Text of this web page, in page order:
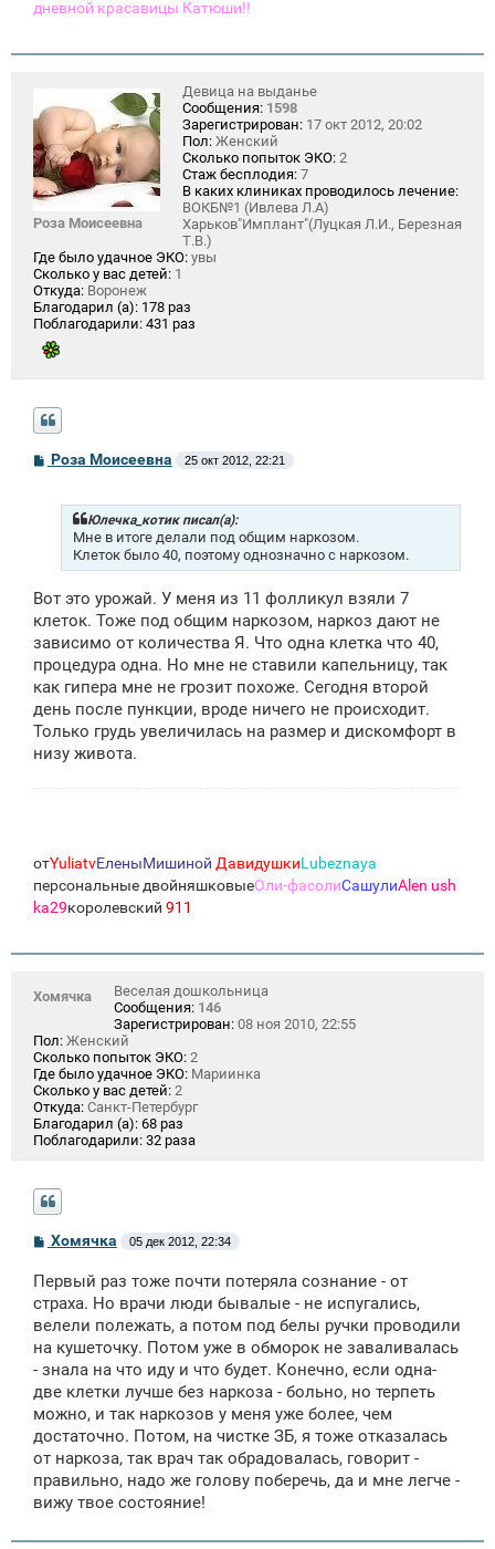
дневной красавицы Катюши!!
Роза Моисеевна
Девица на выданье
Сообщения: 1598
Зарегистрирован: 17 окт 2012, 20:02
Пол: Женский
Сколько попыток ЭКО: 2
Стаж бесплодия: 7
В каких клиниках проводилось лечение:
ВОКБ№1 (Ивлева Л.А)
Харьков"Имплант"(Луцкая Л.И., Березная
Т.В.)
Где было удачное ЭКО: увы
Сколько у вас детей: 1
Откуда: Воронеж
Благодарил (а): 178 раз
Поблагодарили: 431 раз
С
о
Роза Моисеевна 25 окт 2012, 22:21
Юлечка_котик писал(а):
Мне в итоге делали под общим наркозом.
Клеток было 40, поэтому однозначно с наркозом.
Вот это урожай. У меня из 11 фолликул взяли 7
клеток. Тоже под общим наркозом, наркоз дают не
зависимо от количества Я. Что одна клетка что 40,
процедура одна. Но мне не ставили капельницу, так
как гипера мне не грозит похоже. Сегодня второй
день после пункции, вроде ничего не происходит.
Только грудь увеличилась на размер и дискомфорт в
низу живота.
отYuliatvЕленыМишиной ДавидушкиLubeznaya
персональные двойняшковыеОли-фасолиСашулиAlen ush
ka29королевский 911
Хомячка
Веселая дошкольница
Сообщения: 146
Зарегистрирован: 08 ноя 2010, 22:55
Пол: Женский
Сколько попыток ЭКО: 2
Где было удачное ЭКО: Мариинка
Сколько у вас детей: 2
Откуда: Санкт-Петербург
Благодарил (а): 68 раз
Поблагодарили: 32 раза
С
о
б
щ
е
н
и
Хомячка 05 дек 2012, 22:34
Первый раз тоже почти потеряла сознание - от
страха. Но врачи люди бывалые - не испугались,
велели полежать, а потом под белы ручки проводили
на кушеточку. Потом уже в обморок не заваливалась
- знала на что иду и что будет. Конечно, если одна-
две клетки лучше без наркоза - больно, но терпеть
можно, и так наркозов у меня уже более, чем
достаточно. Потом, на чистке ЗБ, я тоже отказалась
от наркоза, так врач так обрадовалась, говорит -
правильно, надо же голову поберечь, да и мне легче -
вижу твое состояние!